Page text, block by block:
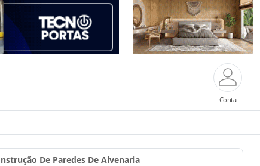
Conta
De Paredes De Alvenaria